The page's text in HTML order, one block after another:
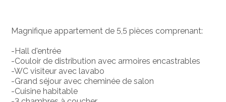
Magnifique appartement de 5,5 pièces comprenant:
-Hall d'entrée
-Couloir de distribution avec armoires encastrables
-WC visiteur avec lavabo
-Grand séjour avec cheminée de salon
-Cuisine habitable